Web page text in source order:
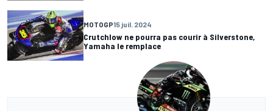
MOTOGP15 juil. 2024
Crutchlow ne pourra pas courir à Silverstone,
Yamaha le remplace